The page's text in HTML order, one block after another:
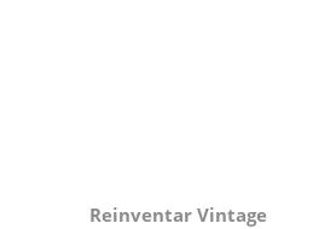
Reinventar Vintage